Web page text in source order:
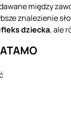
między
znalezienie
dziecka, ale